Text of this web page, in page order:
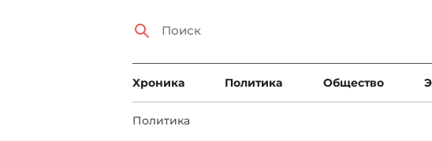
Xроника Политика Общество
Политика